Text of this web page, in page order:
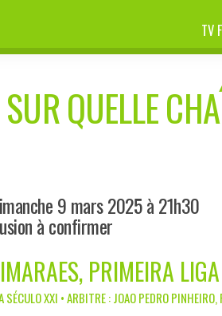
TV
QUELLE
9 mars 2025 à 21h30
à confirmer
PRIMEIRA LIGA
XXI • ARBITRE : JOAO PEDRO